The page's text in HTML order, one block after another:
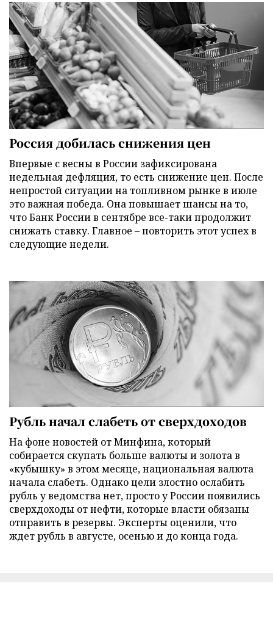
Россия добилась снижения цен
Впервые с весны в России зафиксирована
недельная дефляция, то есть снижение цен. После
непростой ситуации на топливном рынке в июле
это важная победа. Она повышает шансы на то,
что Банк России в сентябре все-таки продолжит
снижать ставку. Главное – повторить этот успех в
следующие недели.
Рубль начал слабеть от сверхдоходов
На фоне новостей от Минфина, который
собирается скупать больше валюты и золота в
«кубышку» в этом месяце, национальная валюта
начала слабеть. Однако цели злостно ослабить
рубль у ведомства нет, просто у России появились
сверхдоходы от нефти, которые власти обязаны
отправить в резервы. Эксперты оценили, что
ждет рубль в августе, осенью и до конца года.